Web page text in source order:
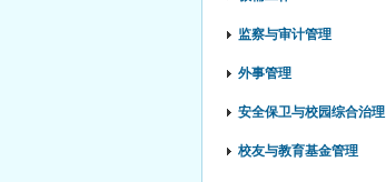
监察与审计管理
外事管理
安全保卫与校园综合治理
校友与教育基金管理